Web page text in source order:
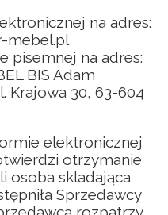
na adres:
mebel.pl
pisemnej na adres:
BIS Adam
Krajowa 30, 63-604
elektronicznej
otrzymanie
osoba skladająca
Sprzedawcy